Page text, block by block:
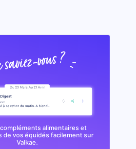
alimentaires et
de vos équidés facilement sur
Valkae.